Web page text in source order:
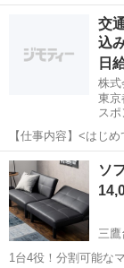
大変身♪ 座椅子時 幅100cm×高さ60cm×奥行き×65cm 一人暮らしにオ
江戸川区
交
込
日
株式
東京
ス
【仕事内容】<はじ
いするのは、住宅街
す。 工事現場といっ
着いた環境。 しかも
アルバイト・パート
ソ
三鷹
1台4役！分割可能なマルチソフ